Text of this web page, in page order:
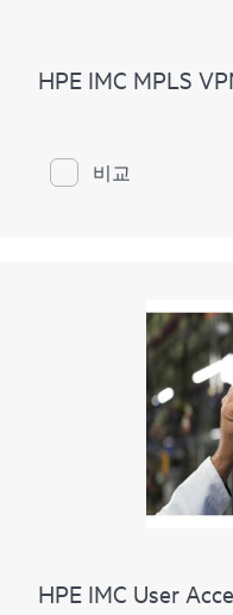
HPE IMC MPLS
비교
HPE IMC User